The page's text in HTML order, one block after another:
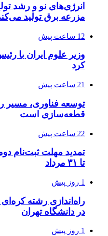
انرژی‌های نو و رشد
مزرعه‌ برق تولید
12 ساعت پیش
وزیر علوم ایران با
کرد
21 ساعت پیش
توسعه فناوری، مسیر
قطعه‌سازی است
22 ساعت پیش
تا ۳۱ مرداد
1 روز پیش
در دانشگاه تهران
1 روز پیش